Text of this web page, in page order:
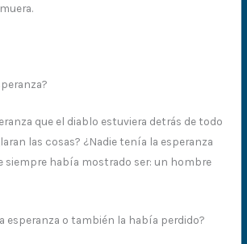
que el diablo estuviera detrás de todo
las cosas? ¿Nadie tenía la esperanza
siempre había mostrado ser: un hombre
esperanza o también la había perdido?